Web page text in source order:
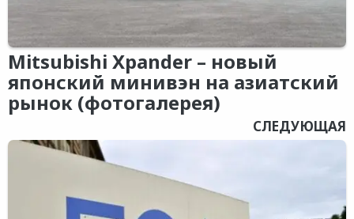
Mitsubishi Xpander – новый
японский минивэн на азиатский
рынок (фотогалерея)
СЛЕДУЮЩАЯ